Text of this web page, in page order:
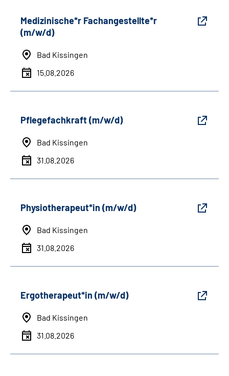
Medizinische*r Fachangestellte*r
(m/w/d)
Bad Kissingen
15.08.2026
Pflegefachkraft (m/w/d)
Bad Kissingen
31.08.2026
Physiotherapeut*in (m/w/d)
Bad Kissingen
31.08.2026
Ergotherapeut*in (m/w/d)
Bad Kissingen
31.08.2026